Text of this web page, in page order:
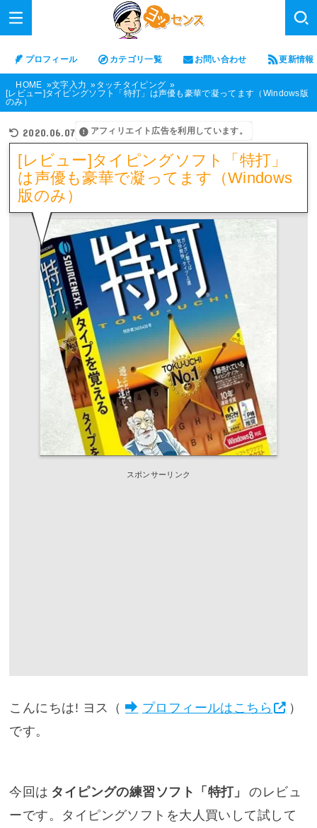
プロフィール カテゴリ一覧 お問い合わせ 更新情報
HOME 文字入力
タッチタイピング
[レビュー]タイピングソフト「特打」は声優も豪華で凝ってます（Windows版
のみ）
2020.06.07 アフィリエイト広告を利用しています。
[レビュー]タイピングソフト「特打」
は声優も豪華で凝ってます（Windows
版のみ）
スポンサーリンク
こんにちは! ヨス（ プロフィールはこちら
）
です。
今回は タイピングの練習ソフト「特打」
のレビュ
ーです。タイピングソフトを大人買いして試して